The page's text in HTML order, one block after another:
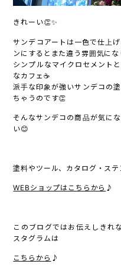
きれーい👏✨
サンデコアートは一色で仕上
ンにするとまた違う雰囲気に
シンプルなマイクロセメント
なカフェ☕️
派手な印象が強いサンデコの
ちゃうのです👏
そんなサンデコの商品が気に
い😊
塗料やツール、カタログ・ス
WEBショップはこちらから ♪
このブログではお伝えしきれ
スタグラムは
こちらから ♪